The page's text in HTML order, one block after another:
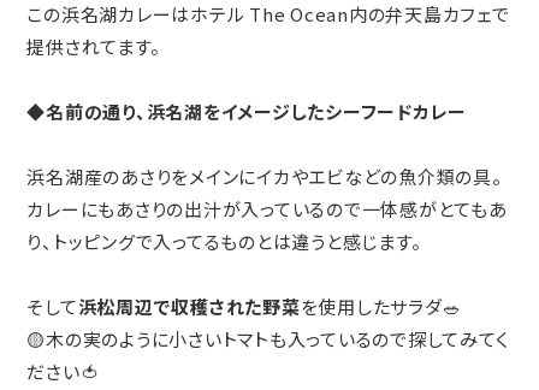
この浜名湖カレーはホテル The Ocean内の弁天島カフェで
提供されてます。
◆名前の通り、浜名湖をイメージしたシーフードカレー
浜名湖産のあさりをメインにイカやエビなどの魚介類の具。
カレーにもあさりの出汁が入っているので一体感がとてもあ
り、トッピングで入ってるものとは違うと感じます。
そして浜松周辺で収穫された野菜を使用したサラダ🥗
🟡木の実のように小さいトマトも入っているので探してみてく
ださい🍅